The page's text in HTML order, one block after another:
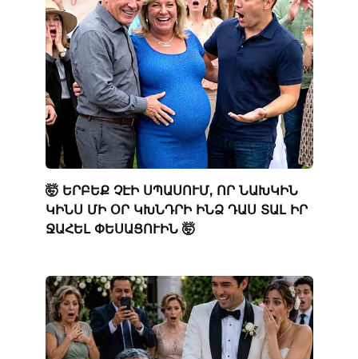
🤯 ԵՐԲԵՔ ՉԷԻ ՍՊԱՍՈՒՄ, ՈՐ ՆԱԽԿԻՆ
ԿԻՆՍ ՄԻ ՕՐ ԿԽՆԴՐԻ ԻՆՁ ԴԱՍ ՏԱԼ ԻՐ
ՋԱՀԵԼ ՓԵՍԱՑՈՒԻՆ 🤯